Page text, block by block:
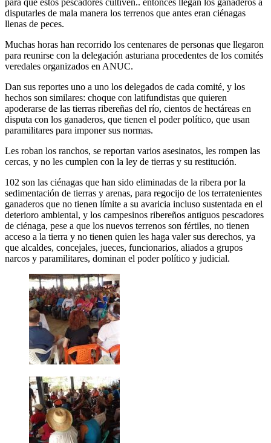
para que estos pescadores cultiven.. entonces llegan los ganaderos a
disputarles de mala manera los terrenos que antes eran ciénagas
llenas de peces.
Muchas horas han recorrido los centenares de personas que llegaron
para reunirse con la delegación asturiana procedentes de los comités
veredales organizados en ANUC.
Dan sus reportes uno a uno los delegados de cada comité, y los
hechos son similares: choque con latifundistas que quieren
apoderarse de las tierras ribereñas del río, cientos de hectáreas en
disputa con los ganaderos, que tienen el poder político, que usan
paramilitares para imponer sus normas.
Les roban los ranchos, se reportan varios asesinatos, les rompen las
cercas, y no les cumplen con la ley de tierras y su restitución.
102 son las ciénagas que han sido eliminadas de la ribera por la
sedimentación de tierras y arenas, para regocijo de los terratenientes
ganaderos que no tienen límite a su avaricia incluso sustentada en el
deterioro ambiental, y los campesinos ribereños antiguos pescadores
de ciénaga, pese a que los nuevos terrenos son fértiles, no tienen
acceso a la tierra y no tienen quien les haga valer sus derechos, ya
que alcaldes, concejales, jueces, funcionarios, aliados a grupos
narcos y paramilitares, dominan el poder político y judicial.